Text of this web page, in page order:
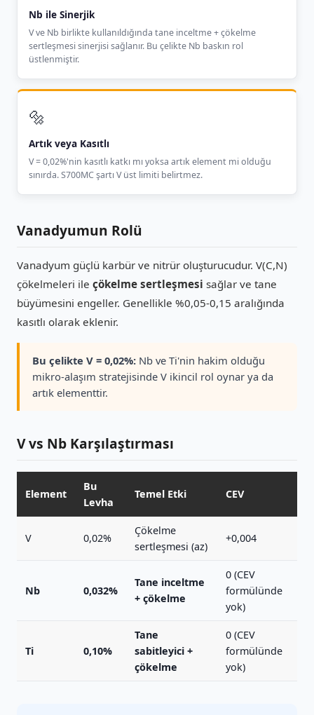
Nb ile Sinerjik
V ve Nb birlikte kullanıldığında tane inceltme + çökelme
sertleşmesi sinerjisi sağlanır. Bu çelikte Nb baskın rol
üstlenmiştir.
🔩
Artık veya Kasıtlı
V = 0,02%'nin kasıtlı katkı mı yoksa artık element mi olduğu
sınırda. S700MC şartı V üst limiti belirtmez.
Vanadyumun Rolü
Vanadyum güçlü karbür ve nitrür oluşturucudur. V(C,N)
çökelmeleri ile çökelme sertleşmesi sağlar ve tane
büyümesini engeller. Genellikle %0,05-0,15 aralığında
kasıtlı olarak eklenir.
Bu çelikte V = 0,02%: Nb ve Ti'nin hakim olduğu
mikro-alaşım stratejisinde V ikincil rol oynar ya da
artık elementtir.
V vs Nb Karşılaştırması
Element
Bu
Levha
Temel Etki CEV
V 0,02%
Çökelme
sertleşmesi (az)
+0,004
Nb 0,032%
Tane inceltme
+ çökelme
0 (CEV
formülünde
yok)
Ti 0,10%
Tane
sabitleyici +
çökelme
0 (CEV
formülünde
yok)